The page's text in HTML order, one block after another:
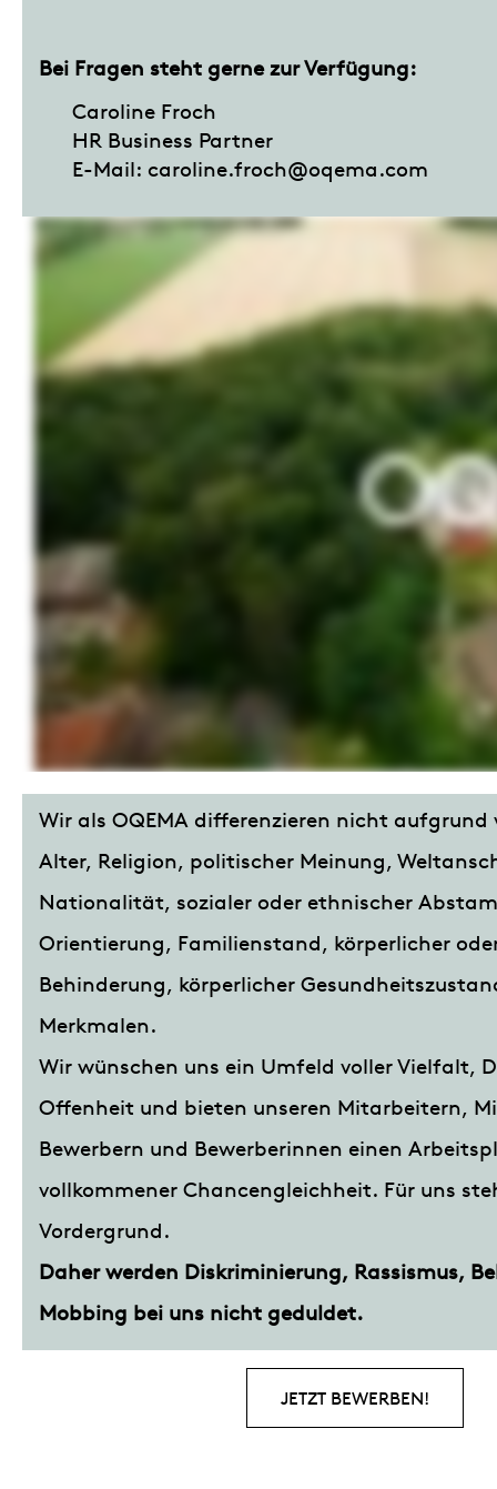
Bei Fragen steht gerne zur Verfügung:
Caroline Froch
HR Business Partner
E-Mail: caroline.froch@oqema.com
Wir als OQEMA differenzieren nicht aufgrund
Alter, Religion, politischer Meinung,
Nationalität, sozialer oder ethnischer
Orientierung, Familienstand, körperlicher
Behinderung, körperlicher
Merkmalen.
Wir wünschen uns ein Umfeld voller Vielfalt,
Offenheit und bieten unseren Mitarbeitern,
Bewerbern und Bewerberinnen einen
vollkommener Chancengleichheit. Für uns
Vordergrund.
Daher werden Diskriminierung, Rassismus,
Mobbing bei uns nicht geduldet.
JETZT BEWERBEN!